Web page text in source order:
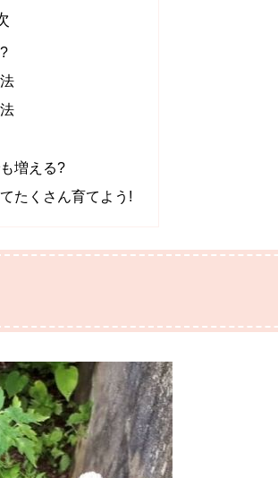
増える?
たくさん育てよう!